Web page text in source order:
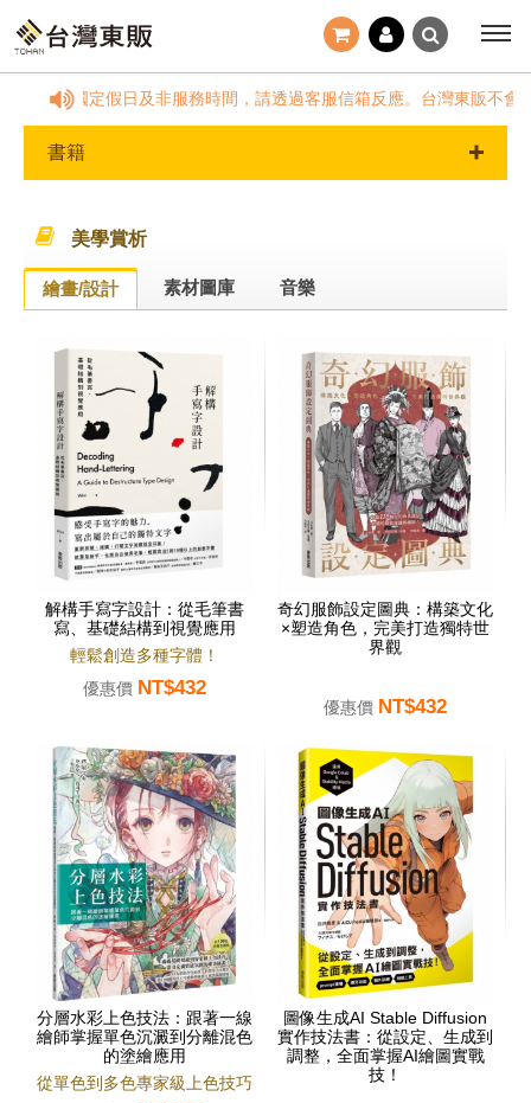
定假日及非服務時間，請透過客服信箱反應。台灣東販不會以電話
書籍
美學賞析
繪畫/設計 素材圖庫 音樂
解構手寫字設計：從毛筆書
寫、基礎結構到視覺應用
輕鬆創造多種字體！
優惠價 NT$432
奇幻服飾設定圖典：構築文化
×塑造角色，完美打造獨特世
界觀
優惠價 NT$432
分層水彩上色技法：跟著一線
繪師掌握單色沉澱到分離混色
的塗繪應用
從單色到多色專家級上色技巧
圖像生成AI Stable Diffusion
實作技法書：從設定、生成到
調整，全面掌握AI繪圖實戰
技！